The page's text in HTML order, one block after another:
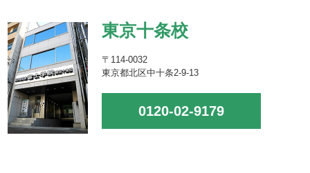
東京十条校
〒114-0032
東京都北区中十条2-9-13
0120-02-9179